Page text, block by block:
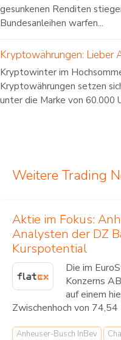
gesunkenen Renditen
Bundesanleihen warfen...
Kryptowährungen: Lieber
Kryptowinter im
Kryptowährungen setzen
unter die Marke von 60.000
Weitere Trading
Aktie im Fokus:
Analysten der DZ
Kurspotential
Die im
Konzerns
auf einem
Zwischenhoch von 74,54
Anheuser-Busch InBev